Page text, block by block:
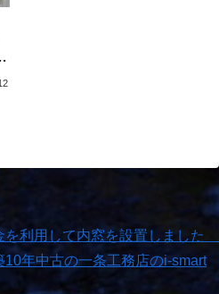
を利用して内窓を設置しました
年中古の一条工務店のi-smart